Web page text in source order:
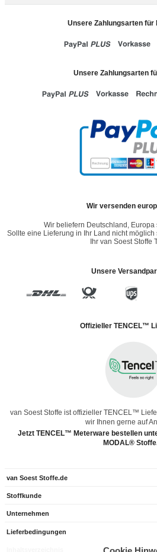
Unsere Zahlungsarten für
Unsere Zahlungsarten
Wir versenden
Wir beliefern Deutschland, Europa
Sollte eine Lieferung in Ihr Land nicht
Ihr van Soest Stoffe
Unsere
Offizieller TENCEL™
van Soest Stoffe ist offizieller TENCEL™
wir Ihnen gerne auf
Jetzt TENCEL™ Meterware bestellen
MODAL®
van Soest Stoffe.de
Stoffkunde
Unternehmen
Lieferbedingungen